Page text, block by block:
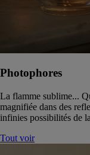
Photophores
La flamme sublime...
magnifiée dans des
infinies possibilités de
Tout voir